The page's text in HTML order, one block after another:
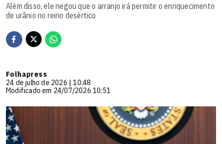
Além disso, ele negou que o arranjo irá permitir o enriquecimento
de urânio no reino desértico
Folhapress
24 de julho de 2026 | 10:48
Modificado em 24/07/2026 10:51